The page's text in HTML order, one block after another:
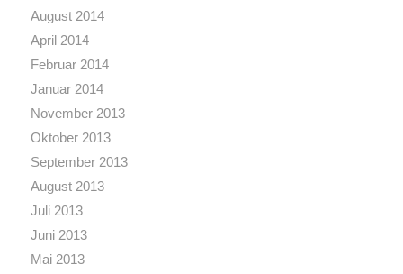
August 2014
April 2014
Februar 2014
Januar 2014
November 2013
Oktober 2013
September 2013
August 2013
Juli 2013
Juni 2013
Mai 2013